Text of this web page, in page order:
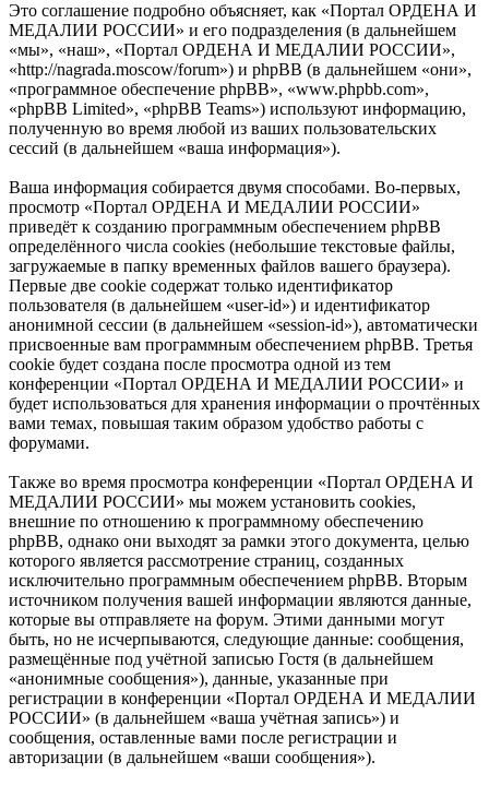
Это соглашение подробно объясняет, как «Портал ОРДЕНА И
МЕДАЛИИ РОССИИ» и его подразделения (в дальнейшем
«мы», «наш», «Портал ОРДЕНА И МЕДАЛИИ РОССИИ»,
«http://nagrada.moscow/forum») и phpBB (в дальнейшем «они»,
«программное обеспечение phpBB», «www.phpbb.com»,
«phpBB Limited», «phpBB Teams») используют информацию,
полученную во время любой из ваших пользовательских
сессий (в дальнейшем «ваша информация»).
Ваша информация собирается двумя способами. Во-первых,
просмотр «Портал ОРДЕНА И МЕДАЛИИ РОССИИ»
приведёт к созданию программным обеспечением phpBB
определённого числа cookies (небольшие текстовые файлы,
загружаемые в папку временных файлов вашего браузера).
Первые две cookie содержат только идентификатор
пользователя (в дальнейшем «user-id») и идентификатор
анонимной сессии (в дальнейшем «session-id»), автоматически
присвоенные вам программным обеспечением phpBB. Третья
cookie будет создана после просмотра одной из тем
конференции «Портал ОРДЕНА И МЕДАЛИИ РОССИИ» и
будет использоваться для хранения информации о прочтённых
вами темах, повышая таким образом удобство работы с
форумами.
Также во время просмотра конференции «Портал ОРДЕНА И
МЕДАЛИИ РОССИИ» мы можем установить cookies,
внешние по отношению к программному обеспечению
phpBB, однако они выходят за рамки этого документа, целью
которого является рассмотрение страниц, созданных
исключительно программным обеспечением phpBB. Вторым
источником получения вашей информации являются данные,
которые вы отправляете на форум. Этими данными могут
быть, но не исчерпываются, следующие данные: сообщения,
размещённые под учётной записью Гостя (в дальнейшем
«анонимные сообщения»), данные, указанные при
регистрации в конференции «Портал ОРДЕНА И МЕДАЛИИ
РОССИИ» (в дальнейшем «ваша учётная запись») и
сообщения, оставленные вами после регистрации и
авторизации (в дальнейшем «ваши сообщения»).